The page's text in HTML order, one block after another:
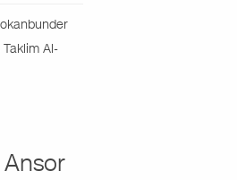
Al-
Ansor